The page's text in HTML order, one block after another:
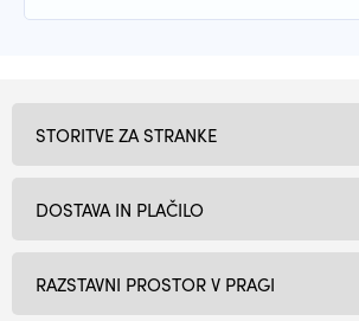
RAZSTAVNI PROSTOR V PRAGI
STORITVE ZA STRANKE
DOSTAVA IN PLAČILO